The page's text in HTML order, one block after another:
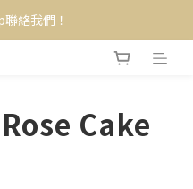
絡我們！
Cake